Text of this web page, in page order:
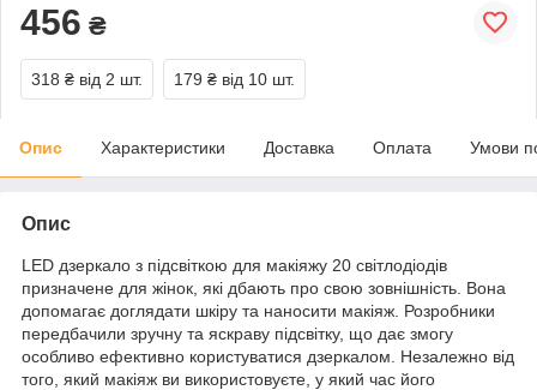
456 ₴
318 ₴ від 2 шт. 179 ₴ від 10 шт.
Опис Характеристики Доставка Оплата Умови
Опис
LED дзеркало з підсвіткою для макіяжу 20 світлодіодів
призначене для жінок, які дбають про свою зовнішність. Вона
допомагає доглядати шкіру та наносити макіяж. Розробники
передбачили зручну та яскраву підсвітку, що дає змогу
особливо ефективно користуватися дзеркалом. Незалежно від
того, який макіяж ви використовуєте, у який час його